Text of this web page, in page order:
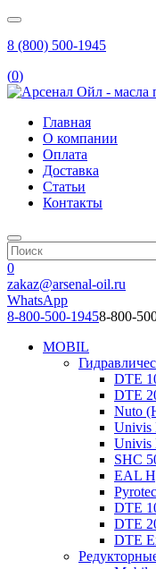
8 (800) 500-1945
(0)
Главная
О компании
Оплата
Доставка
Статьи
Контакты
0
zakaz@arsenal-oil.ru
WhatsApp
8-800-500-19458-800-
MOBIL
DTE
DTE
Nuto
Univis
Univis
SHC
EAL
DTE
DTE
DTE